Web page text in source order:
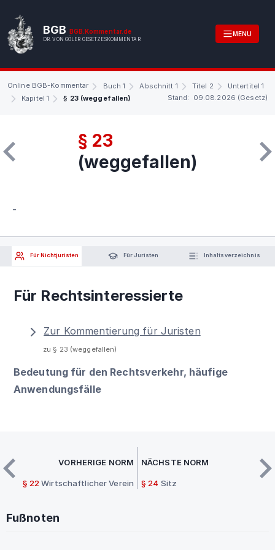
BGB BGB.Kommentar.de
DR. VON GÖLER GESETZESKOMMENTAR
MENU
Online BGB-Kommentar Buch 1 Abschnitt 1 Titel 2
Untertitel 1
Kapitel 1
§ 23 (weggefallen) Stand: 09.08.2026 (Gesetz)
§ 23
(weggefallen)
-
Für Nichtjuristen Für Juristen Inhaltsverzeichnis
Für Rechtsinteressierte
Zur Kommentierung für Juristen
zu § 23 (weggefallen)
Bedeutung für den Rechtsverkehr, häufige
Anwendungsfälle
VORHERIGE NORM
§ 22 Wirtschaftlicher Verein
NÄCHSTE NORM
§ 24 Sitz
Fußnoten